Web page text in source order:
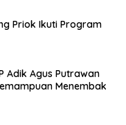
Priok Ikuti Program
Adik Agus Putrawan
Menembak